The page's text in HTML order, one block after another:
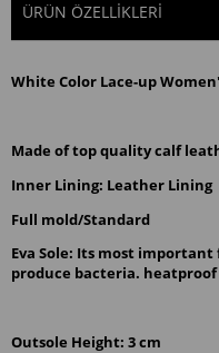
ÜRÜN ÖZELLIKLERI
White Color Lace-up
Made of top quality calf
Inner Lining: Leather Lining
Full mold/Standard
Eva Sole: Its most
produce bacteria. heatproof
Outsole Height: 3 cm